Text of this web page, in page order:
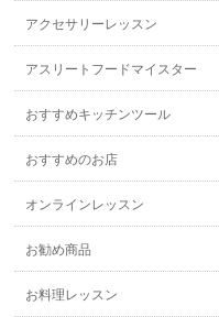
アクセサリーレッスン
アスリートフードマイスター
おすすめキッチンツール
おすすめのお店
オンラインレッスン
お勧め商品
お料理レッスン